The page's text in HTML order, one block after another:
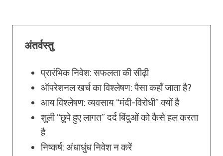
अंतर्वस्तु
प्रारंभिक निवेश: सफलता की सीढ़ी
ऑपरेशनल खर्च का विश्लेषण: पैसा कहाँ जाता है?
आय विश्लेषण: व्यवसाय “मंदी-विरोधी” क्यों है
शुली “छुपे हुए लागत” दर्द बिंदुओं को कैसे हल करता
है
निष्कर्ष: अंधाधुंध निवेश न करें